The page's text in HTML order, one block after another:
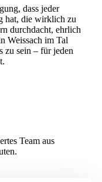
dass jeder
hat, die wirklich zu
durchdacht, ehrlich
Weissach im Tal
zu sein – für jeden
Team aus